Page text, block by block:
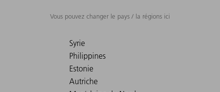
Vous pouvez changer le pays / la régions ici